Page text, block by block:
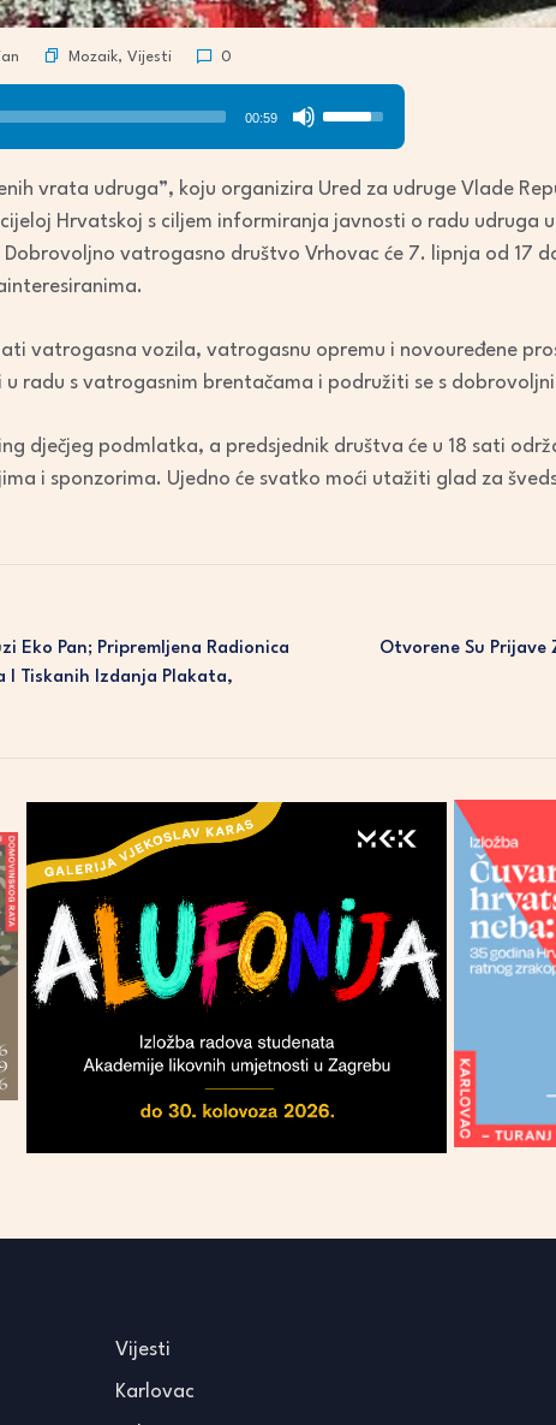
Mozaik, Vijesti 0
00:59
Use
Up/Down
to
volume.
vrata udruga”, koju organizira Ured za udruge Vlade
Hrvatskoj s ciljem informiranja javnosti o radu udruga
vatrogasno društvo Vrhovac će 7. lipnja od 17
vatrogasna vozila, vatrogasnu opremu i novouređene
u radu s vatrogasnim brentačama i podružiti se s
dječjeg podmlatka, a predsjednik društva će u 18 sati
i sponzorima. Ujedno će svatko moći utažiti glad za
Eko Pan; Pripremljena Radionica
I Tiskanih Izdanja Plakata,
Otvorene Su Prijave
Vijesti
Karlovac